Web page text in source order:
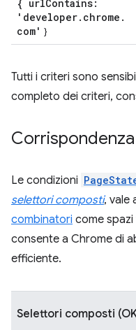
{ urlContains:
'developer. chrome .
com' }
Tutti i criteri sono
completo dei criteri,
Corrispondenza
Le condizioni
selettori composti, vale
combinatori come spazi
consente a Chrome di
efficiente.
Selettori composti